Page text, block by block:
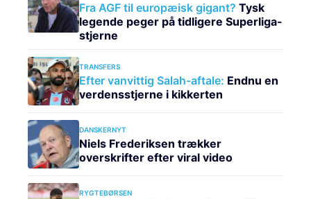
Fra AGF til europæisk gigant? Tysk
legende peger på tidligere Superliga-
stjerne
TRANSFERS
Efter vanvittig Salah-aftale: Endnu en
verdensstjerne i kikkerten
DANSKERNYT
Niels Frederiksen trækker
overskrifter efter viral video
RYGTEBØRSEN